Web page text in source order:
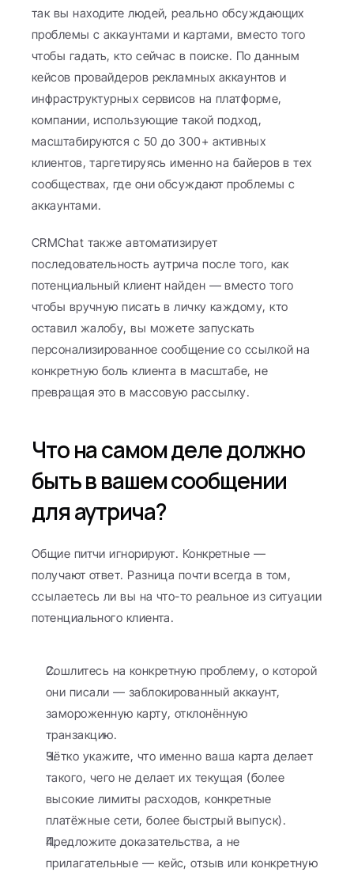
так вы находите людей, реально обсуждающих
проблемы с аккаунтами и картами, вместо того
чтобы гадать, кто сейчас в поиске. По данным
кейсов провайдеров рекламных аккаунтов и
инфраструктурных сервисов на платформе,
компании, использующие такой подход,
масштабируются с 50 до 300+ активных
клиентов, таргетируясь именно на байеров в тех
сообществах, где они обсуждают проблемы с
аккаунтами.
CRMChat также автоматизирует
последовательность аутрича после того, как
потенциальный клиент найден — вместо того
чтобы вручную писать в личку каждому, кто
оставил жалобу, вы можете запускать
персонализированное сообщение со ссылкой на
конкретную боль клиента в масштабе, не
превращая это в массовую рассылку.
Что на самом деле должно
быть в вашем сообщении
для аутрича?
Общие питчи игнорируют. Конкретные —
получают ответ. Разница почти всегда в том,
ссылаетесь ли вы на что-то реальное из ситуации
потенциального клиента.
Сошлитесь на конкретную проблему, о которой
они писали — заблокированный аккаунт,
замороженную карту, отклонённую
транзакцию.
Чётко укажите, что именно ваша карта делает
такого, чего не делает их текущая (более
высокие лимиты расходов, конкретные
платёжные сети, более быстрый выпуск).
Предложите доказательства, а не
прилагательные — кейс, отзыв или конкретную